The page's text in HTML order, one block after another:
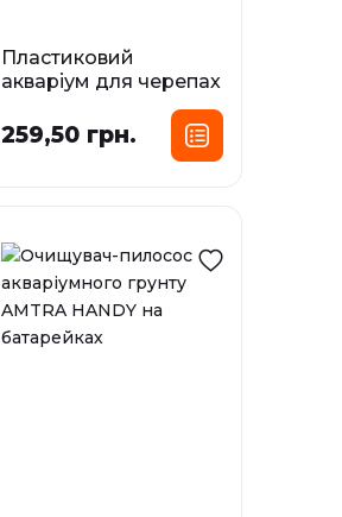
Пластиковий
акваріум для черепах
AMTRA VULCANO,
25х25х7 см
259,50 грн.